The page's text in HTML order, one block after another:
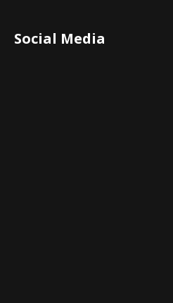
Social Media